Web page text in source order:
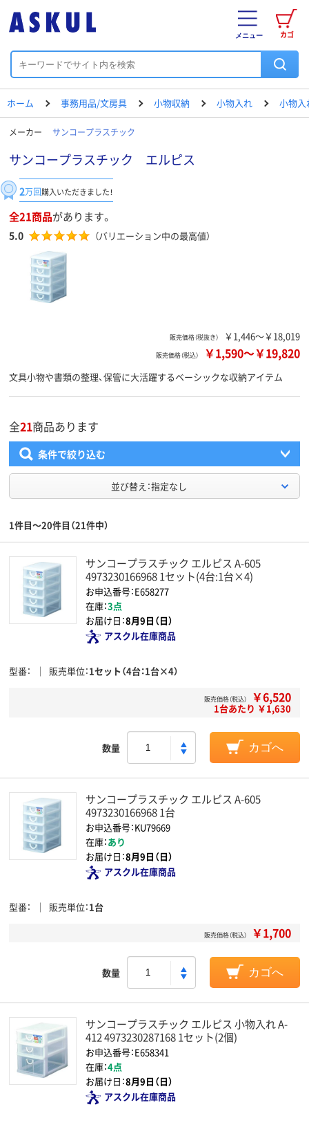
カゴ
メニュー
ホーム 事務用品/文房具 小物収納 小物入れ 小物入
メーカー サンコープラスチック
サンコープラスチック エルピス
2万回購入いただきました！
全21商品があります。
5.0 （バリエーション中の最高値）
販売価格（税抜き） ￥1,446～￥18,019
販売価格（税込） ￥1,590～￥19,820
文具小物や書類の整理、保管に大活躍するベーシックな収納アイテム
全21商品あります
条件で絞り込む
並び替え：指定なし
1件目～20件目（21件中）
サンコープラスチック エルピス A-605
4973230166968 1セット(4台:1台×4)
お申込番号：E658277
在庫：3点
お届け日：8月9日（日）
アスクル在庫商品
型番 販売単位 1セット（4台：1台×4）
販売価格（税込） ￥6,520
1台あたり ￥1,630
数量 カゴへ
サンコープラスチック エルピス A-605
4973230166968 1台
お申込番号：KU79669
在庫：あり
お届け日：8月9日（日）
アスクル在庫商品
型番 販売単位 1台
販売価格（税込） ￥1,700
数量 カゴへ
サンコープラスチック エルピス 小物入れ A-
412 4973230287168 1セット(2個)
お申込番号：E658341
在庫：4点
お届け日：8月9日（日）
アスクル在庫商品